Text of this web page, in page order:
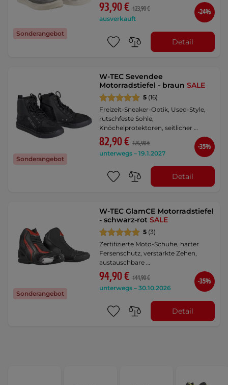
Sonderangebot
93,90 € 123,90 €
ausverkauft
-24%
Detail
Sonderangebot
W-TEC Sevendee
Motorradstiefel - braunSALE
5 (16)
Freizeit-Sneaker-Optik, Used-Style,
rutschfeste Sohle,
Knöchelprotektoren, seitlicher …
82,90 € 126,90 €
unterwegs – 19.1.2027
-35%
Detail
Sonderangebot
W-TEC GlamCE Motorradstiefel
- schwarz-rotSALE
5 (3)
Zertifizierte Moto-Schuhe, harter
Fersenschutz, verstärkte Zehen,
austauschbare …
94,90 € 144,90 €
unterwegs – 30.10.2026
-35%
Detail